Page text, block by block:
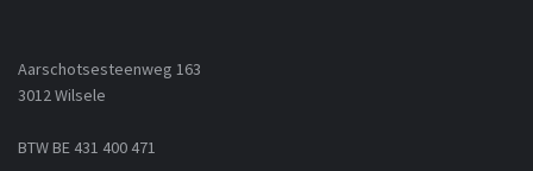
Aarschotsesteenweg 163
3012 Wilsele
BTW BE 431 400 471